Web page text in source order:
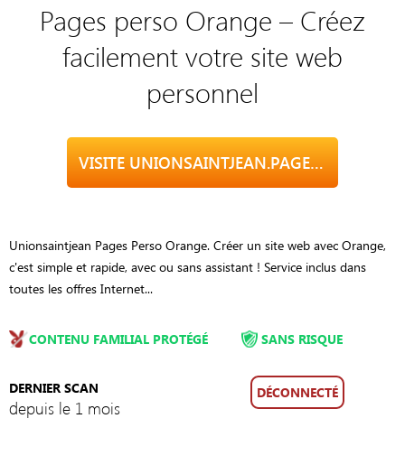
Pages perso Orange – Créez
facilement votre site web
personnel
VISITE UNIONSAINTJEAN.PAGESPERSO-ORANGE.FR
Unionsaintjean Pages Perso Orange. Créer un site web avec Orange,
c'est simple et rapide, avec ou sans assistant ! Service inclus dans
toutes les offres Internet...
CONTENU FAMILIAL PROTÉGÉ
DERNIER SCAN
depuis le 1 mois
SANS RISQUE
DÉCONNECTÉ